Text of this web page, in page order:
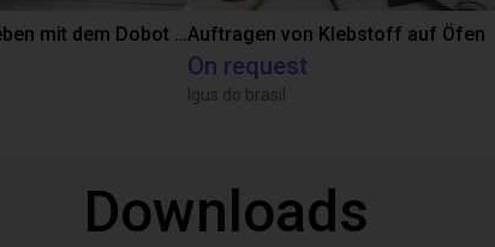
Automatisiert Kleben mit dem Dobot CR5AAuftragen von Klebstoff auf Öfen
On request
Igus do brasil
Downloads